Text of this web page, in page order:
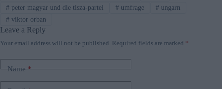
#peter magyar und die tisza-partei #umfrage # ungarn
#viktor orban
Leave a Reply
Your email address will not be published. Required fields are marked *
Name*